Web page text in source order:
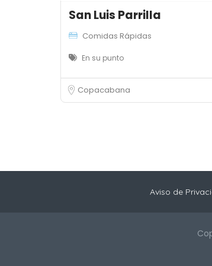
San Luis Parrilla
Comidas Rápidas
En su punto
Copacabana
Aviso de